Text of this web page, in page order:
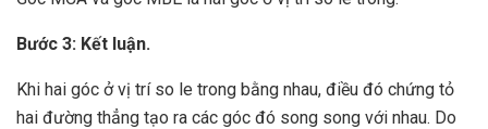
Bước 3: Kết luận.
Khi hai góc ở vị trí so le trong bằng nhau, điều đó chứng tỏ
hai đường thẳng tạo ra các góc đó song song với nhau. Do